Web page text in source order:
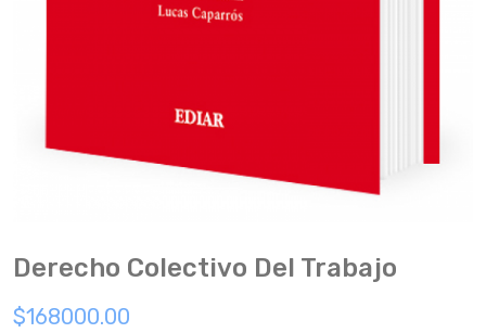
Derecho Colectivo Del Trabajo
$168000.00